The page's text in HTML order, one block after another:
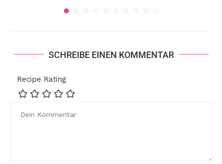
SCHREIBE EINEN KOMMENTAR
Recipe Rating